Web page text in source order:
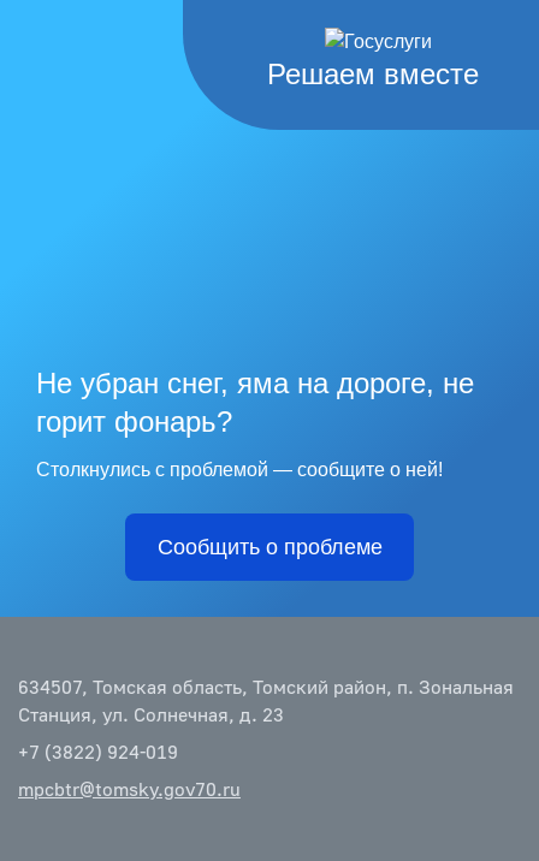
Решаем вместе
Не убран снег, яма на дороге, не
горит фонарь?
Столкнулись с проблемой — сообщите о ней!
Сообщить о проблеме
634507, Томская область, Томский район, п. Зональная
Станция, ул. Солнечная, д. 23
+7 (3822) 924-019
mpcbtr@tomsky.gov70.ru